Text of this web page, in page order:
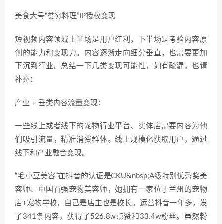
美食大号“贫穷料理”IP授权变现
短视频内容领域上半场是用户红利，下半场是考验内容原
创的能力和变现力。内容逐渐走向细分垂直，也需要更加
下沉到行业。总结一下几类变现可能性，如有疏漏，也请
补充：
产业 + 垂类内容流量变现：
一些线上或者线下的宠物行业平台、实体店需要内容为他
们吸引流量，精准消费群体。线上规模化获取用户，通过
线下和产业融合变现。
“毛小豆美容”在抖音的认证是CKU&nbsp;A级特别优秀奖美
容师、中国百强宠物美容师，她拥有一家位于兰州的宠物
店+宠物学校，自己是店主也是校长。运营抖音一年多，发
了341条内容，获得了526.8w点赞和33.4w粉丝。虽然粉